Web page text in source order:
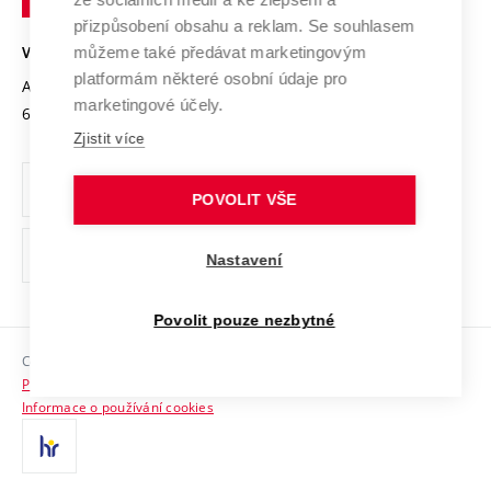
Open Science
Projekty
Projekty ze strukturálních fondů
Specifický výzkum
Univerzitní sítě
Bezpečná univerzita
Vyznamenání
Organizační struktura
Ochrana osobních údajů
odkaz)
Sociální bezpečí
HR Award
Kontakty
VYSOKÉ UČENÍ TECHNICKÉ V BRNĚ
Antonínská 548/1
602 00 Brno
www.vut.cz
vut@vutbr.cz
Copyright © 2026 VUT
Prohlášení o přístupnosti
Informace o používání cookies
přizpůsobení obsahu a reklam. Se souhlasem
můžeme také předávat marketingovým
platformám některé osobní údaje pro
marketingové účely.
Zjistit více
POVOLIT VŠE
Nastavení
Povolit pouze nezbytné